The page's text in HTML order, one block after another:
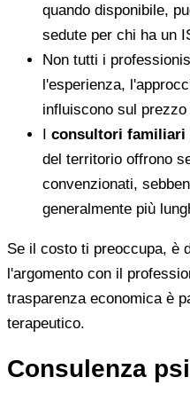
quando disponibile,
sedute per chi ha un
Non tutti i
l'esperienza,
influiscono sul prezzo
I consultori familiari
del territorio offrono
convenzionati,
generalmente più
Se il costo ti preoccupa, è
l'argomento con il
trasparenza economica è
terapeutico.
Consulenza